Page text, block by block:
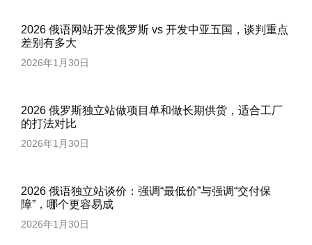
2026 俄语网站开发俄罗斯 vs 开发中亚五国，谈判重点
差别有多大
2026年1月30日
2026 俄罗斯独立站做项目单和做长期供货，适合工厂
的打法对比
2026年1月30日
2026 俄语独立站谈价：强调“最低价”与强调“交付保
障”，哪个更容易成
2026年1月30日